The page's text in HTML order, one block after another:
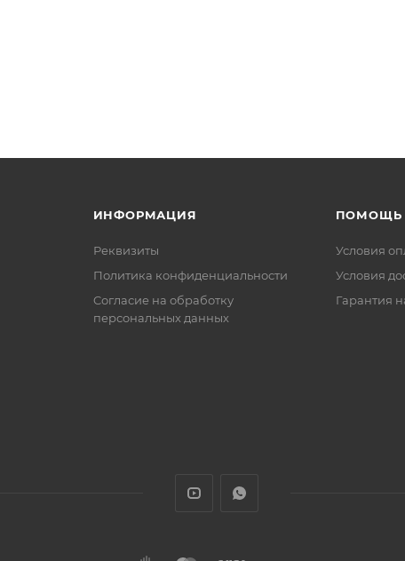
ИНФОРМАЦИЯ
Реквизиты
Политика конфиденциальности
Cогласие на обработку
персональных данных
ПОМОЩЬ
Условия
Условия
Гарантия